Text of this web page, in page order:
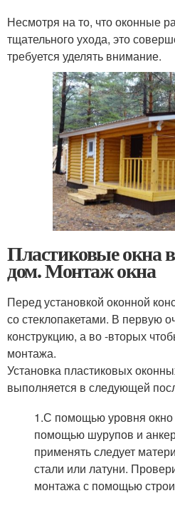
Несмотря на то, что оконные
тщательного ухода, это
требуется уделять внимание.
Пластиковые окна
дом. Монтаж окна
Перед установкой оконной
со стеклопакетами. В первую
конструкцию, а во -вторых
монтажа.
Установка пластиковых
выполняется в следующей
1.С помощью уровня окно
помощью шурупов и
применять следует
стали или латуни.
монтажа с помощью